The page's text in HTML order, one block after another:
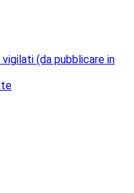
vigilati (da pubblicare in